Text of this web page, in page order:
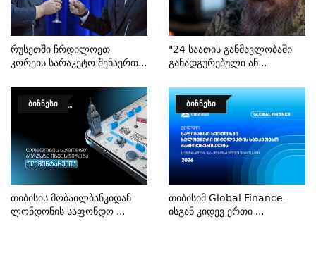
Რუსეთში Ჩრდილოეთ
Კორეის Სარაკეტო Შენაერთ...
"24 Საათის Განმავლობაში
Განადგურებული Ან...
ᲑᲘᲖᲜᲔᲡᲘ
Თიბისის Მობაილბანკიდან
Ლონდონის Საფონდო ...
ᲑᲘᲖᲜᲔᲡᲘ
Თიბისიმ Global Finance-
Ისგან Კიდევ Ერთი ...